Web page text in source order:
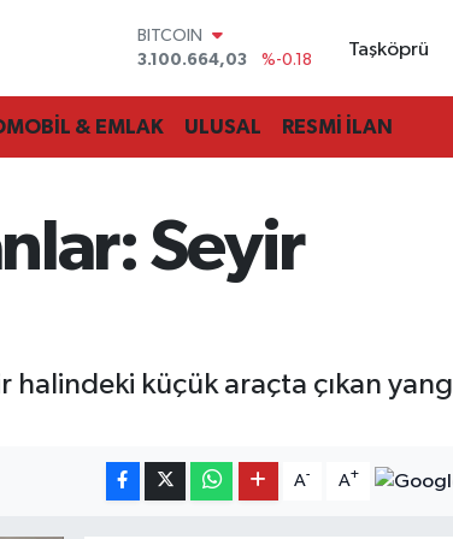
BITCOIN
3.100.664,03
%-0.18
EURO
55,2510
%0.32
GRAM ALTIN
6660.55
%0.03
Taşköprü
& EMLAK ULUSAL RESMİ İLAN
Seyir
halindeki küçük araçta çıkan
A- A+